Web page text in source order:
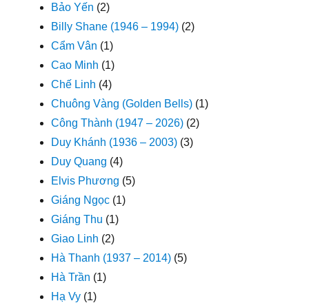
Bảo Yến (2)
Billy Shane (1946 – 1994) (2)
Cẩm Vân (1)
Cao Minh (1)
Chế Linh (4)
Chuông Vàng (Golden Bells) (1)
Công Thành (1947 – 2026) (2)
Duy Khánh (1936 – 2003) (3)
Duy Quang (4)
Elvis Phương (5)
Giáng Ngọc (1)
Giáng Thu (1)
Giao Linh (2)
Hà Thanh (1937 – 2014) (5)
Hà Trần (1)
Hạ Vy (1)